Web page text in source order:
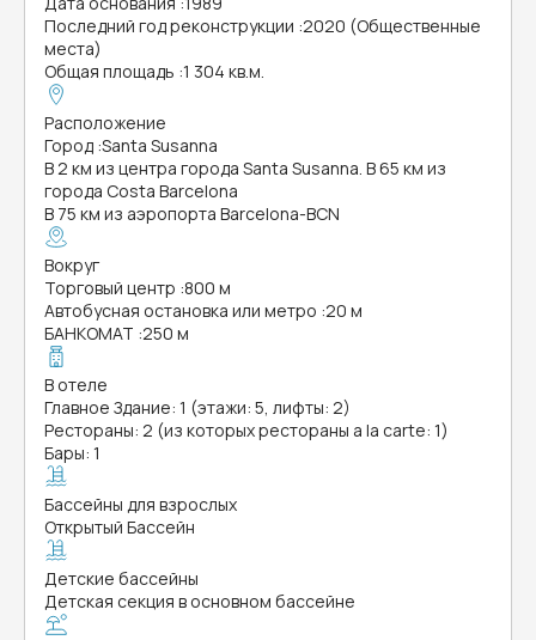
Последний год реконструкции :2020 (Общественные
места)
Общая площадь :1 304 кв.м.
Расположение
Город :Santa Susanna
В 2 км из центра города Santa Susanna. В 65 км из
города Costa Barcelona
В 75 км из аэропорта Barcelona-BCN
Вокруг
Торговый центр :800 м
Автобусная остановка или метро :20 м
БАНКОМАТ :250 м
В отеле
Главное Здание: 1 (этажи: 5, лифты: 2)
Рестораны: 2 (из которых рестораны a la carte: 1)
Бары: 1
Бассейны для взрослых
Открытый Бассейн
Детские бассейны
Детская секция в основном бассейне